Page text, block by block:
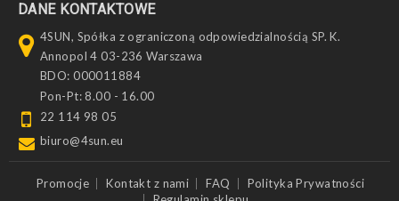
DANE KONTAKTOWE
4SUN, Spółka z ograniczoną odpowiedzialnością SP. K.
Annopol 4 03-236 Warszawa
BDO: 000011884
Pon-Pt: 8.00 - 16.00
22 114 98 05
biuro@4sun.eu
Promocje Kontakt z nami FAQ
Polityka Prywatności